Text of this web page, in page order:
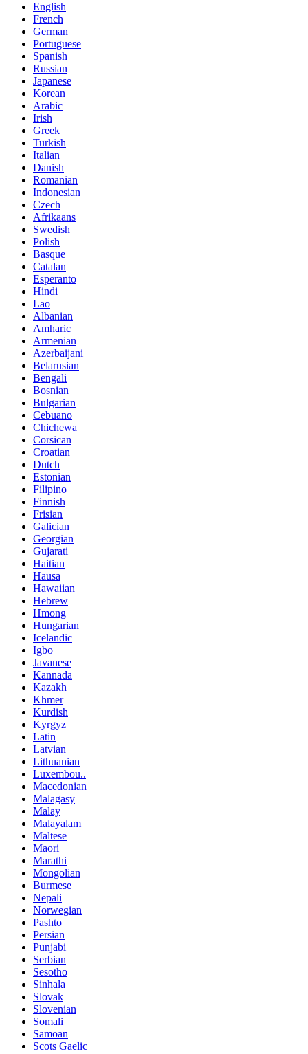
English
French
German
Portuguese
Spanish
Russian
Japanese
Korean
Arabic
Irish
Greek
Turkish
Italian
Danish
Romanian
Indonesian
Czech
Afrikaans
Swedish
Polish
Basque
Catalan
Esperanto
Hindi
Lao
Albanian
Amharic
Armenian
Azerbaijani
Belarusian
Bengali
Bosnian
Bulgarian
Cebuano
Chichewa
Corsican
Croatian
Dutch
Estonian
Filipino
Finnish
Frisian
Galician
Georgian
Gujarati
Haitian
Hausa
Hawaiian
Hebrew
Hmong
Hungarian
Icelandic
Igbo
Javanese
Kannada
Kazakh
Khmer
Kurdish
Kyrgyz
Latin
Latvian
Lithuanian
Luxembou..
Macedonian
Malagasy
Malay
Malayalam
Maltese
Maori
Marathi
Mongolian
Burmese
Nepali
Norwegian
Pashto
Persian
Punjabi
Serbian
Sesotho
Sinhala
Slovak
Slovenian
Somali
Samoan
Scots Gaelic